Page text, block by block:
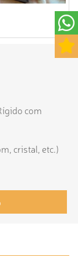
com
cristal, etc.)